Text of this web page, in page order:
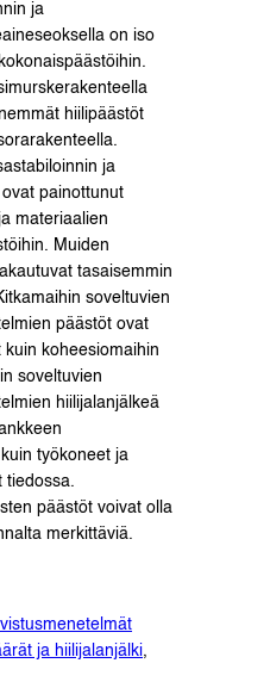
ja
on iso
hiilipäästöt
ja
painottunut
materiaalien
Muiden
tasaisemmin
soveltuvien
päästöt ovat
koheesiomaihin
soveltuvien
hiilijalanjälkeä
työkoneet ja
tiedossa.
päästöt voivat olla
merkittäviä.
ja hiilijalanjälki,